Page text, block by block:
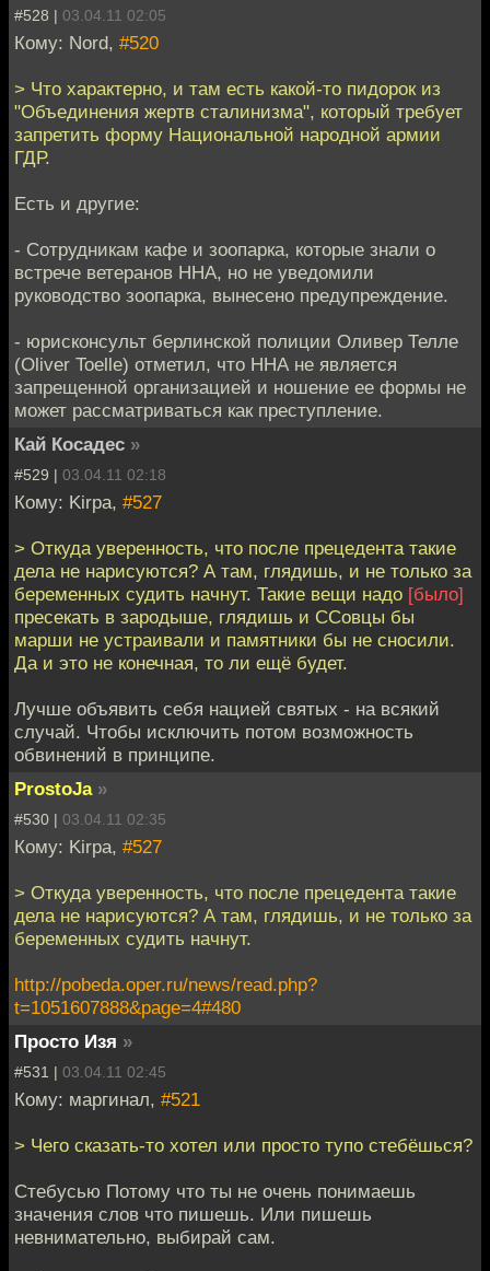
#528 | 03.04.11 02:05
Кому: Nord, #520
> Что характерно, и там есть какой-то пидорок из
"Объединения жертв сталинизма", который требует
запретить форму Национальной народной армии
ГДР.
Есть и другие:
- Сотрудникам кафе и зоопарка, которые знали о
встрече ветеранов ННА, но не уведомили
руководство зоопарка, вынесено предупреждение.
- юрисконсульт берлинской полиции Оливер Телле
(Oliver Toelle) отметил, что ННА не является
запрещенной организацией и ношение ее формы не
может рассматриваться как преступление.
Кай Косадес »
#529 | 03.04.11 02:18
Кому: Kirpa, #527
> Откуда уверенность, что после прецедента такие
дела не нарисуются? А там, глядишь, и не только за
беременных судить начнут. Такие вещи надо [было]
пресекать в зародыше, глядишь и ССовцы бы
марши не устраивали и памятники бы не сносили.
Да и это не конечная, то ли ещё будет.
Лучше объявить себя нацией святых - на всякий
случай. Чтобы исключить потом возможность
обвинений в принципе.
ProstoJa »
#530 | 03.04.11 02:35
Кому: Kirpa, #527
> Откуда уверенность, что после прецедента такие
дела не нарисуются? А там, глядишь, и не только за
беременных судить начнут.
http://pobeda.oper.ru/news/read.php?
t=1051607888&page=4#480
Просто Изя »
#531 | 03.04.11 02:45
Кому: маргинал, #521
> Чего сказать-то хотел или просто тупо стебёшься?
Стебусью Потому что ты не очень понимаешь
значения слов что пишешь. Или пишешь
невнимательно, выбирай сам.